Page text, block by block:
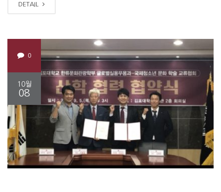
DETAIL
0
10월
08